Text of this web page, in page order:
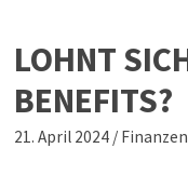
LOHNT
BENEFITS?
21. April 2024 / Finanzen